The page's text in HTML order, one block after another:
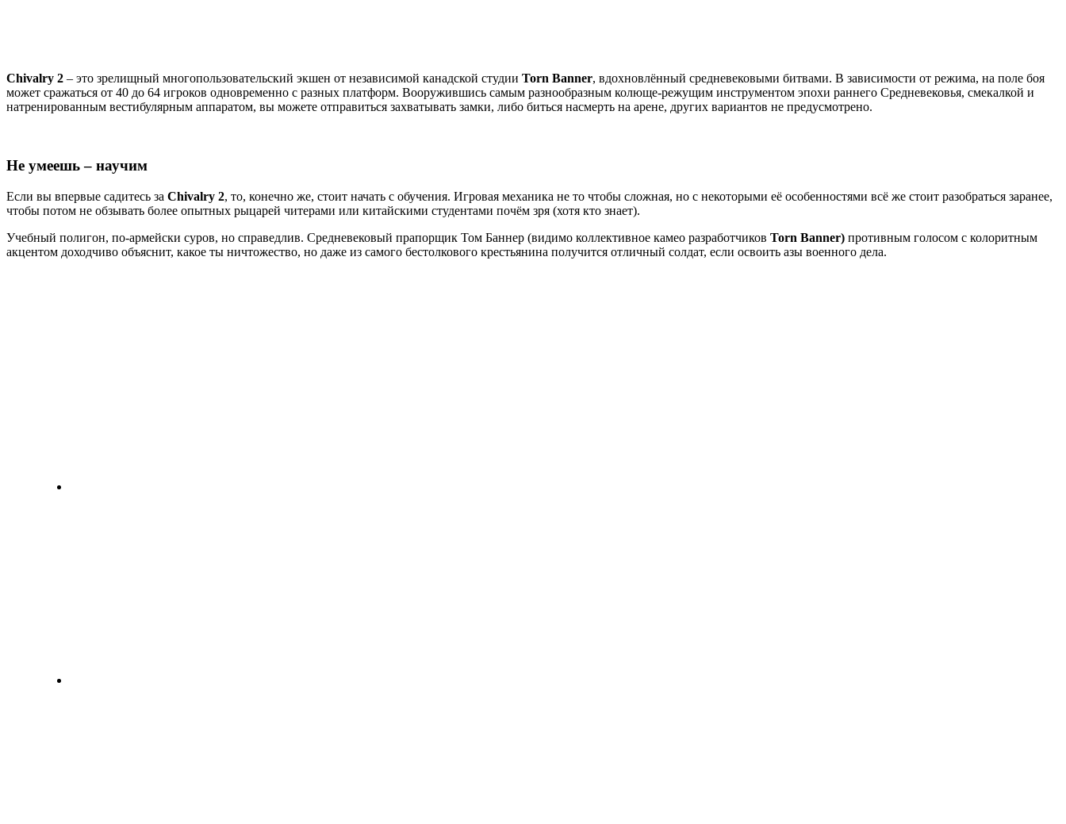
Chivalry 2 – это зрелищный многопользовательский экшен от независимой канадской студии Torn Banner, вдохновлённый средневековыми битвами. В зависимости от режима, на поле боя
может сражаться от 40 до 64 игроков одновременно с разных платформ. Вооружившись самым разнообразным колюще-режущим инструментом эпохи раннего Средневековья, смекалкой и
натренированным вестибулярным аппаратом, вы можете отправиться захватывать замки, либо биться насмерть на арене, других вариантов не предусмотрено.
Не умеешь – научим
Если вы впервые садитесь за Chivalry 2, то, конечно же, стоит начать с обучения. Игровая механика не то чтобы сложная, но с некоторыми её особенностями всё же стоит разобраться заранее,
чтобы потом не обзывать более опытных рыцарей читерами или китайскими студентами почём зря (хотя кто знает).
Учебный полигон, по-армейски суров, но справедлив. Средневековый прапорщик Том Баннер (видимо коллективное камео разработчиков Torn Banner) противным голосом с колоритным
акцентом доходчиво объяснит, какое ты ничтожество, но даже из самого бестолкового крестьянина получится отличный солдат, если освоить азы военного дела.